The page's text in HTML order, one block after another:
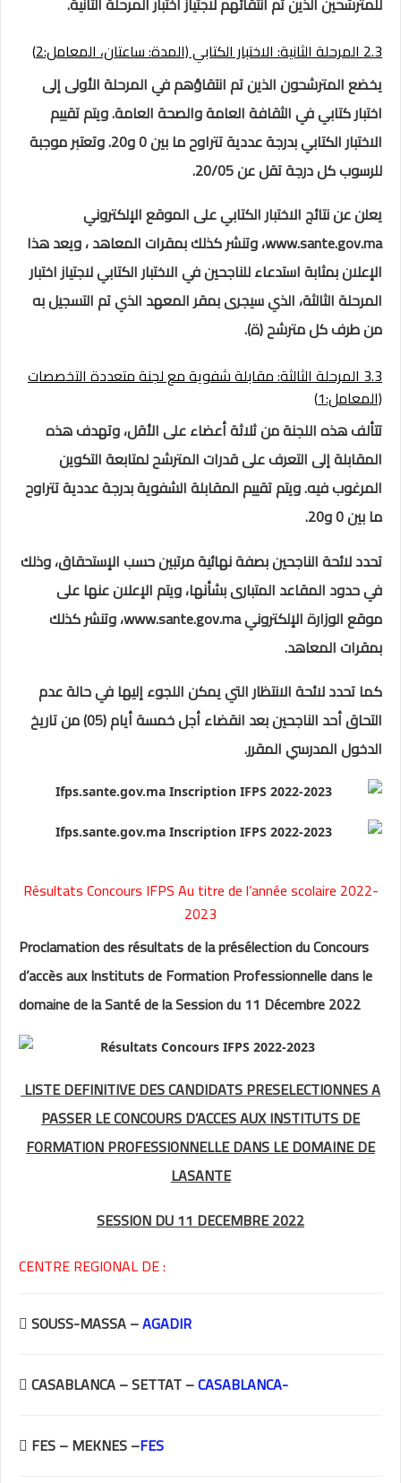
2.3 المرحلة الثانية: الاختبار الكتابي (المدة: ساعتان، المعامل:2)
يخضع المترشحون الذين تم انتقاؤهم في المرحلة الأولى إلى
اختبار كتابي في الثقافة العامة والصحة العامة. ويتم تقييم
الاختبار الكتابي بدرجة عددية تتراوح ما بين 0 و20. وتعتبر موجبة
للرسوب كل درجة تقل عن 20/05.
يعلن عن نتائج الاختبار الكتابي على الموقع الإلكتروني
www.sante.gov.ma، وتنشر كذلك بمقرات المعاهد ، ويعد هذا
الإعلان بمثابة استدعاء للناجحين في الاختبار الكتابي لاجتياز اختبار
المرحلة الثالثة، الذي سيجرى بمقر المعهد الذي تم التسجيل به
من طرف كل مترشح (ة).
3.3 المرحلة الثالثة: مقابلة شفوية مع لجنة متعددة التخصصات
(المعامل:1)
تتألف هذه اللجنة من ثلاثة أعضاء على الأقل، وتهدف هذه
المقابلة إلى التعرف على قدرات المترشح لمتابعة التكوين
المرغوب فيه. ويتم تقييم المقابلة الشفوية بدرجة عددية تتراوح
ما بين 0 و20.
تحدد لائحة الناجحين بصفة نهائية مرتبين حسب الإستحقاق، وذلك
في حدود المقاعد المتبارى بشأنها، ويتم الإعلان عنها على
موقع الوزارة الإلكتروني www.sante.gov.ma، وتنشر كذلك
بمقرات المعاهد.
كما تحدد لائحة الانتظار التي يمكن اللجوء إليها في حالة عدم
التحاق أحد الناجحين بعد انقضاء أجل خمسة أيام (05) من تاريخ
الدخول المدرسي المقرر.
Résultats Concours IFPS Au titre de l’année scolaire 2022-
2023
Proclamation des résultats de la présélection du Concours
d’accès aux Instituts de Formation Professionnelle dans le
domaine de la Santé de la Session du 11 Décembre 2022
LISTE DEFINITIVE DES CANDIDATS PRESELECTIONNES A
PASSER LE CONCOURS D’ACCES AUX INSTITUTS DE
FORMATION PROFESSIONNELLE DANS LE DOMAINE DE
LASANTE
SESSION DU 11 DECEMBRE 2022
CENTRE REGIONAL DE :
 SOUSS-MASSA –AGADIR
 CASABLANCA – SETTAT –CASABLANCA-
 FES – MEKNES –FES